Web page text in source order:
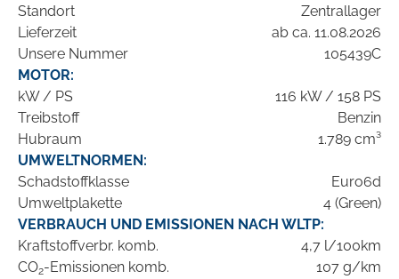
Standort
Zentrallager
Lieferzeit
ab ca. 11.08.2026
Unsere Nummer
105439C
MOTOR:
kW / PS
116 kW / 158 PS
Treibstoff
Benzin
Hubraum
1.789 cm³
UMWELTNORMEN:
Schadstoffklasse
Euro6d
Umweltplakette
4 (Green)
VERBRAUCH UND EMISSIONEN NACH WLTP:
Kraftstoffverbr. komb.
4,7 l/100km
CO2-Emissionen komb.
107 g/km